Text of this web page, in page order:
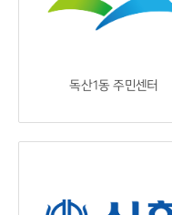
독산1동 주민센터